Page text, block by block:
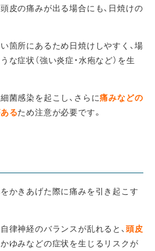
皮の痛みが出る場合にも、日焼けの
箇所にあるため日焼けしやすく、場
症状（強い炎症・水疱など）を生
菌感染を起こし、さらに痛みなどの
るため注意が必要です。
かきあげた際に痛みを引き起こす
律神経のバランスが乱れると、 頭皮
ゆみなどの症状を生じるリスクが